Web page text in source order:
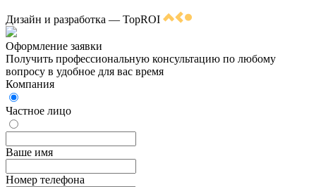
Дизайн и разработка — TopROI
Оформление заявки
Получить профессиональную консультацию по любому
вопросу в удобное для вас время
Компания
Частное лицо
Ваше имя
Номер телефона